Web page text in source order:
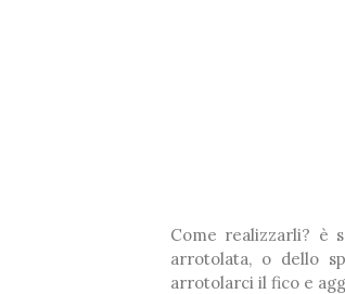
Come realizzarli? è
arrotolata, o dello
arrotolarci il fico e